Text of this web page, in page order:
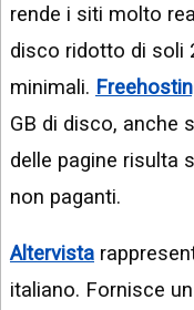
rende i siti molto
disco ridotto di soli
minimali.
GB di disco, anche
delle pagine risulta
non paganti.
Altervista
italiano. Fornisce